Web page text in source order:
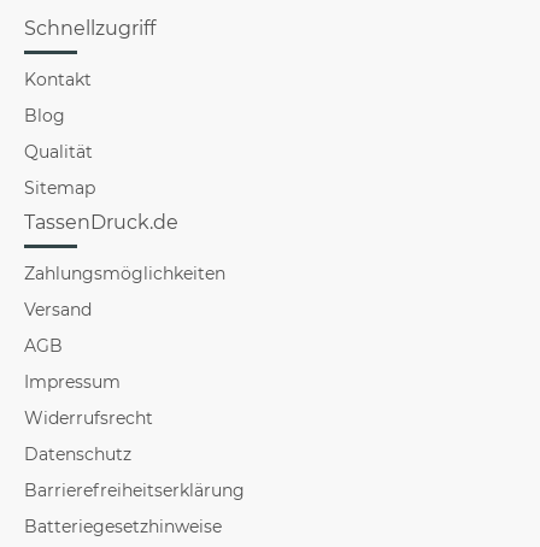
Schnellzugriff
Kontakt
Blog
Qualität
Sitemap
TassenDruck.de
Zahlungsmöglichkeiten
Versand
AGB
Impressum
Widerrufsrecht
Datenschutz
Barrierefreiheitserklärung
Batteriegesetzhinweise